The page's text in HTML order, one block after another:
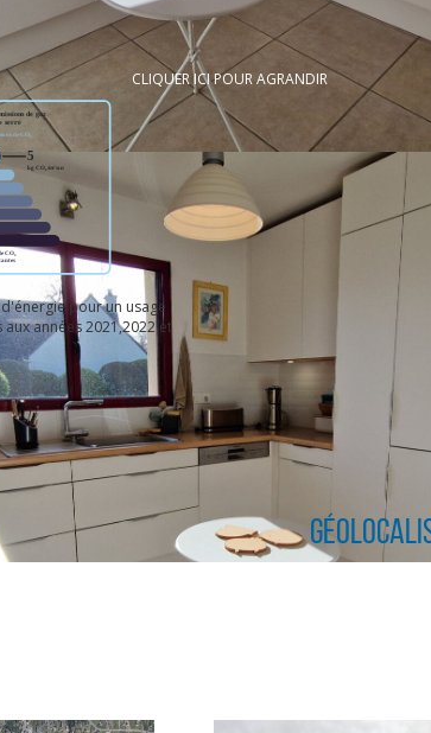
CLIQUER ICI POUR AGRANDIR
pour un usage
années 2021,2022 et